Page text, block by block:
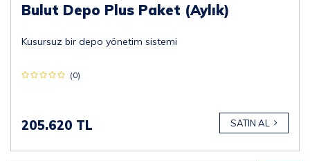
Bulut Depo Plus Paket (Aylık)
Kusursuz bir depo yönetim sistemi
(0)
205.620 TL SATIN AL